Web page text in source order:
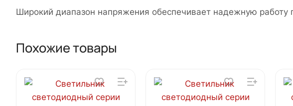
Широкий диапазон напряжения обеспечивает надежную работу
Похожие товары